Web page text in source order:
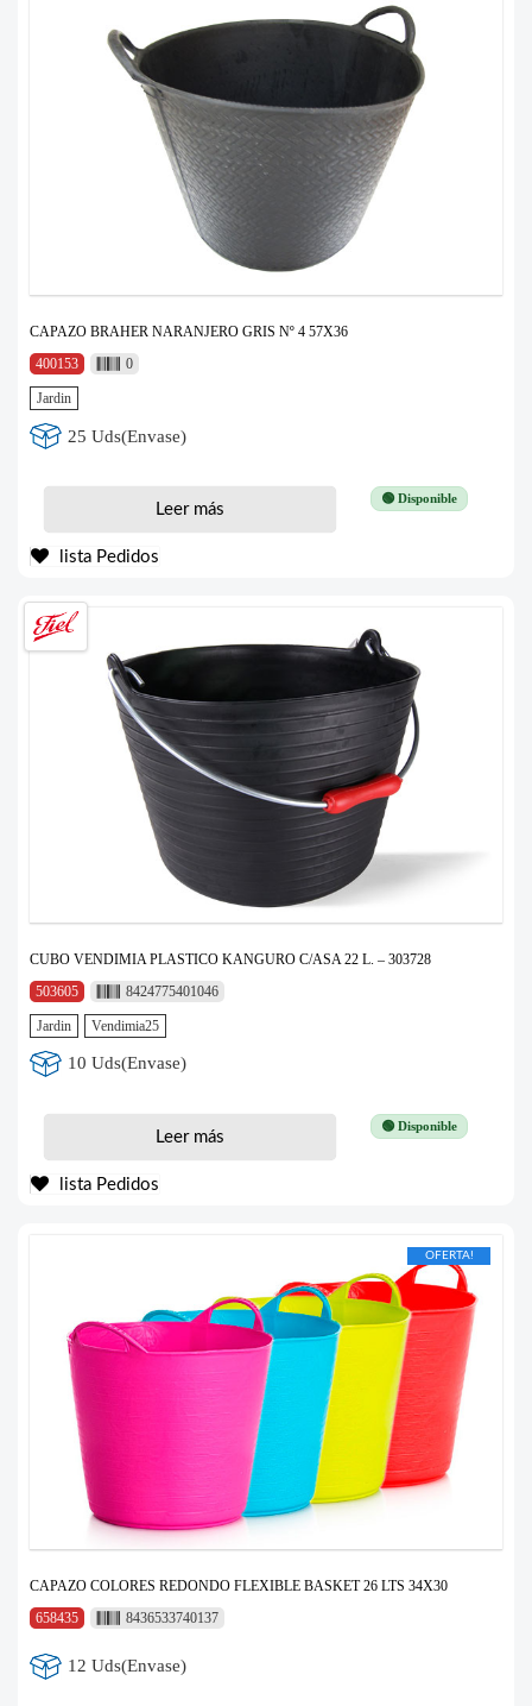
CAPAZO BRAHER NARANJERO GRIS Nº 4 57X36
400153
0
Jardin
25 Uds(Envase)
🟢 Disponible
Leer más
lista Pedidos
CUBO VENDIMIA PLASTICO KANGURO C/ASA 22 L. – 303728
503605
8424775401046
Jardin Vendimia25
10 Uds(Envase)
🟢 Disponible
Leer más
lista Pedidos
OFERTA!
CAPAZO COLORES REDONDO FLEXIBLE BASKET 26 LTS 34X30
658435
8436533740137
12 Uds(Envase)